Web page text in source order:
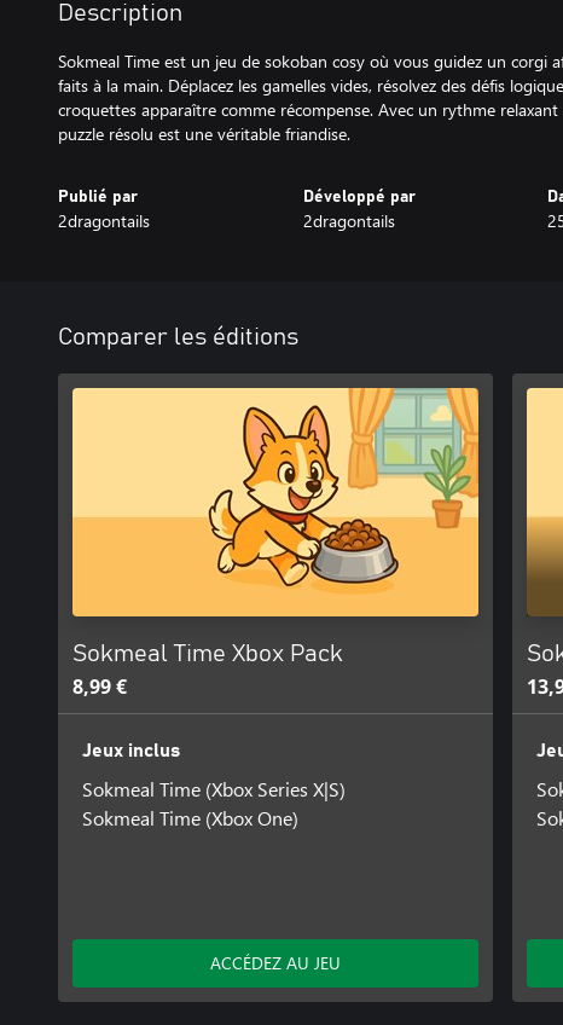
Description
Sokmeal Time est un jeu de sokoban cosy où vous guidez un corgi
faits à la main. Déplacez les gamelles vides, résolvez des défis
croquettes apparaître comme récompense. Avec un rythme
puzzle résolu est une véritable friandise.
Publié par
2dragontails
Développé par
2dragontails
Comparer les éditions
Sokmeal Time Xbox Pack
8,99 €
Jeux inclus
Sokmeal Time (Xbox Series X|S)
Sokmeal Time (Xbox One)
ACCÉDEZ AU JEU